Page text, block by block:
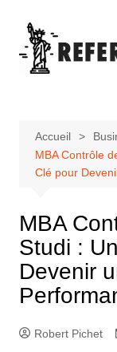
contenu
Accueil
MBA Contrôle
Clé pour
MBA
Studi :
Devenir
Robert Pichet